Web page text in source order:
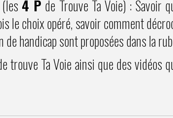
4 P de Trouve Ta Voie) : Savoir
le choix opéré, savoir comment
handicap sont proposées dans la
trouve Ta Voie ainsi que des vidéos